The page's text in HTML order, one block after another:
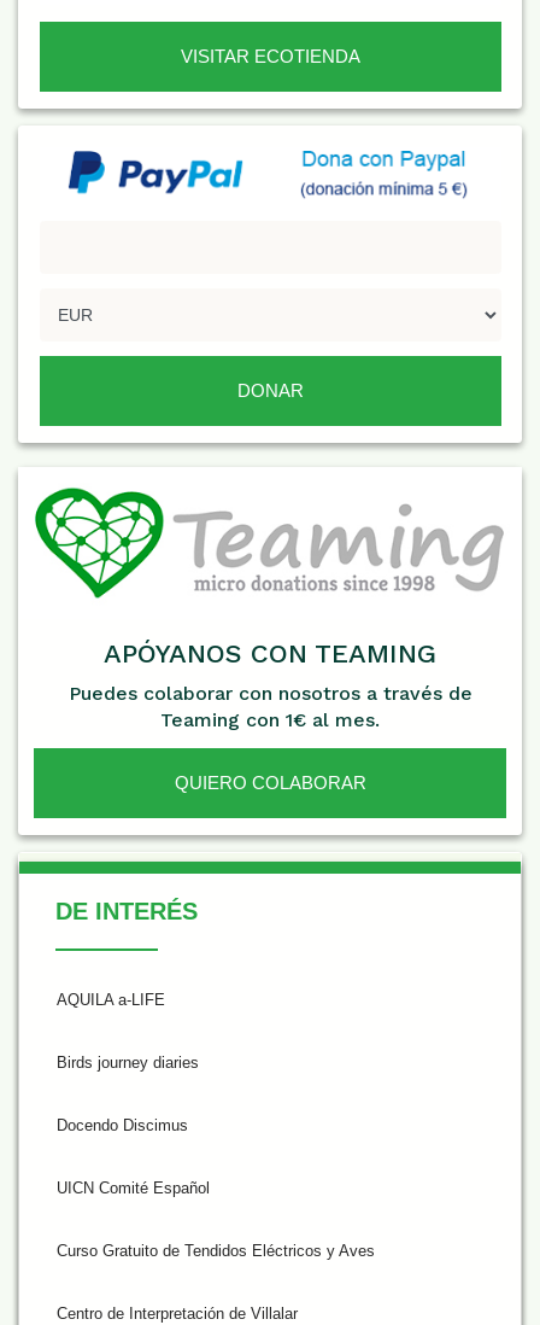
VISITAR ECOTIENDA
APÓYANOS CON TEAMING
Puedes colaborar con nosotros a través de
Teaming con 1€ al mes.
QUIERO COLABORAR
De Interés
DE INTERÉS
AQUILA a-LIFE
Birds journey diaries
Docendo Discimus
UICN Comité Español
Curso Gratuito de Tendidos Eléctricos y Aves
Centro de Interpretación de Villalar